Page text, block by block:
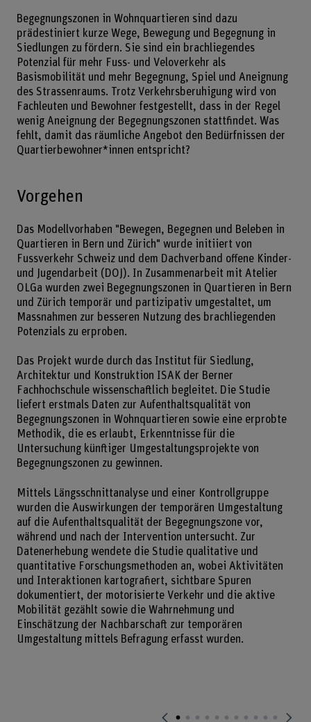
Begegnungszonen in Wohnquartieren sind dazu
prädestiniert kurze Wege, Bewegung und Begegnung in
Siedlungen zu fördern. Sie sind ein brachliegendes
Potenzial für mehr Fuss- und Veloverkehr als
Basismobilität und mehr Begegnung, Spiel und Aneignung
des Strassenraums. Trotz Verkehrsberuhigung wird von
Fachleuten und Bewohner festgestellt, dass in der Regel
wenig Aneignung der Begegnungszonen stattfindet. Was
fehlt, damit das räumliche Angebot den Bedürfnissen der
Quartierbewohner*innen entspricht?
Vorgehen
Das Modellvorhaben "Bewegen, Begegnen und Beleben in
Quartieren in Bern und Zürich" wurde initiiert von
Fussverkehr Schweiz und dem Dachverband offene Kinder-
und Jugendarbeit (DOJ). In Zusammenarbeit mit Atelier
OLGa wurden zwei Begegnungszonen in Quartieren in Bern
und Zürich temporär und partizipativ umgestaltet, um
Massnahmen zur besseren Nutzung des brachliegenden
Potenzials zu erproben.
Das Projekt wurde durch das Institut für Siedlung,
Architektur und Konstruktion ISAK der Berner
Fachhochschule wissenschaftlich begleitet. Die Studie
liefert erstmals Daten zur Aufenthaltsqualität von
Begegnungszonen in Wohnquartieren sowie eine erprobte
Methodik, die es erlaubt, Erkenntnisse für die
Untersuchung künftiger Umgestaltungsprojekte von
Begegnungszonen zu gewinnen.
Mittels Längsschnittanalyse und einer Kontrollgruppe
wurden die Auswirkungen der temporären Umgestaltung
auf die Aufenthaltsqualität der Begegnungszone vor,
während und nach der Intervention untersucht. Zur
Datenerhebung wendete die Studie qualitative und
quantitative Forschungsmethoden an, wobei Aktivitäten
und Interaktionen kartografiert, sichtbare Spuren
dokumentiert, der motorisierte Verkehr und die aktive
Mobilität gezählt sowie die Wahrnehmung und
Einschätzung der Nachbarschaft zur temporären
Umgestaltung mittels Befragung erfasst wurden.